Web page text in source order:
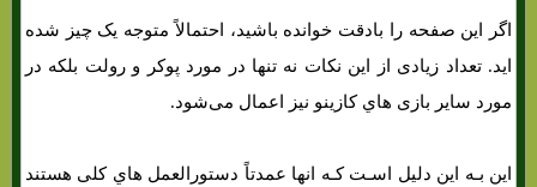
اگر این صفحه را بادقت خوانده باشید، احتمالاً متوجه یک چیز شده
اید. تعداد زیادی از این نکات نه تنها در مورد پوکر و رولت بلکه در
مورد سایر بازی هاي‌ کازینو نیز اعمال می‌شود.
این بـه این دلیل اسـت کـه انها عمدتاً دستورالعمل هاي‌ کلی هستند